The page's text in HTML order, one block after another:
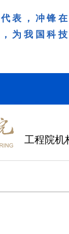
表，冲锋
为我国科
工程院机